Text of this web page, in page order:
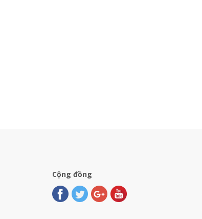
Cộng đồng